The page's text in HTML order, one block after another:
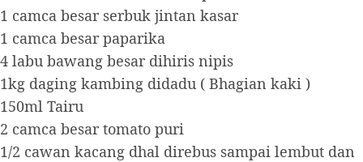
1 camca besar serbuk jintan kasar
1 camca besar paparika
4 labu bawang besar dihiris nipis
1kg daging kambing didadu ( Bhagian kaki )
150ml Tairu
2 camca besar tomato puri
1/2 cawan kacang dhal direbus sampai lembut dan